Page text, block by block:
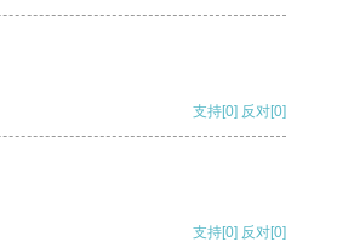
支持[0] 反对[0]
支持[0] 反对[0]